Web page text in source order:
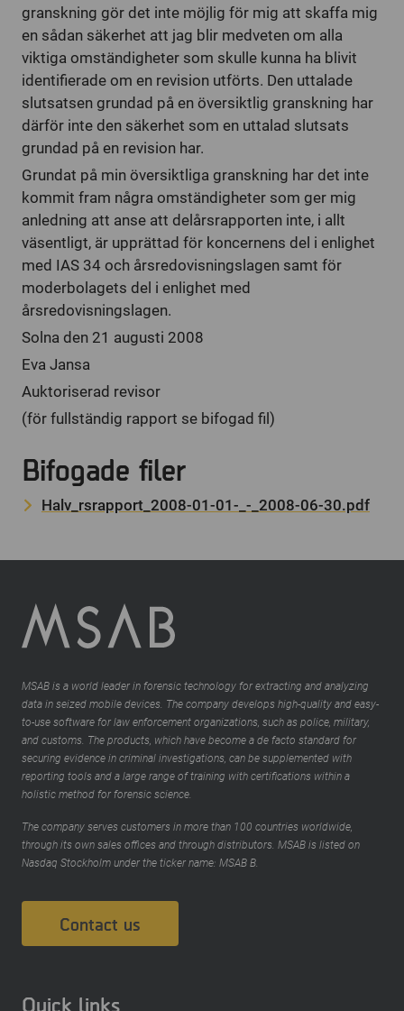
granskning gör det inte möjlig för mig att skaffa mig
en sådan säkerhet att jag blir medveten om alla
viktiga omständigheter som skulle kunna ha blivit
identifierade om en revision utförts. Den uttalade
slutsatsen grundad på en översiktlig granskning har
därför inte den säkerhet som en uttalad slutsats
grundad på en revision har.
Grundat på min översiktliga granskning har det inte
kommit fram några omständigheter som ger mig
anledning att anse att delårsrapporten inte, i allt
väsentligt, är upprättad för koncernens del i enlighet
med IAS 34 och årsredovisningslagen samt för
moderbolagets del i enlighet med
årsredovisningslagen.
Solna den 21 augusti 2008
Eva Jansa
Auktoriserad revisor
(för fullständig rapport se bifogad fil)
Bifogade filer
Halv_rsrapport_2008-01-01-_-_2008-06-30.pdf
MSAB is a world leader in forensic technology for extracting and analyzing
data in seized mobile devices. The company develops high-quality and easy-
to-use software for law enforcement organizations, such as police, military,
and customs. The products, which have become a de facto standard for
securing evidence in criminal investigations, can be supplemented with
reporting tools and a large range of training with certifications within a
holistic method for forensic science.
The company serves customers in more than 100 countries worldwide,
through its own sales offices and through distributors. MSAB is listed on
Nasdaq Stockholm under the ticker name: MSAB B.
Contact us
Quick links